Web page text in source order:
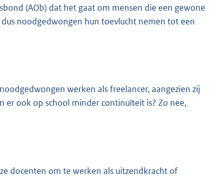
(AOb) dat het gaat om mensen die een gewone
noodgedwongen hun toevlucht nemen tot een
werken als freelancer, aangezien zij
er ook op school minder continuïteit is? Zo nee,
docenten om te werken als uitzendkracht of